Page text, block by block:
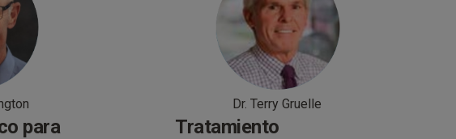
para
Dr. Terry Gruelle
Tratamiento